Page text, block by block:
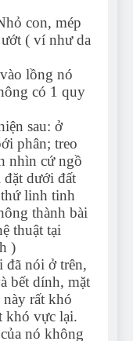
con, mép
( ví như da
lồng nó
có 1 quy
sau: ở
phân; treo
nhìn cứ ngồ
dưới đất
thứ linh tinh
thành bài
thuật tại
)
đã nói ở trên,
bết dính, mặt
rất khó
khó vực lại.
nó không